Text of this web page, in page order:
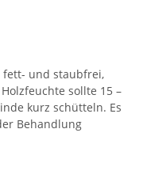
fett- und staubfrei,
sollte 15 –
kurz schütteln. Es
Behandlung